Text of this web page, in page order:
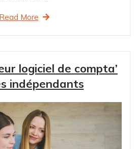
Read More
logiciel de compta’
indépendants